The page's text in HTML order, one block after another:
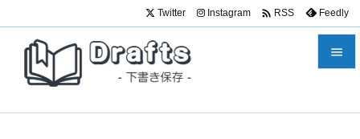

Twitter Instagram  RSS Feedly